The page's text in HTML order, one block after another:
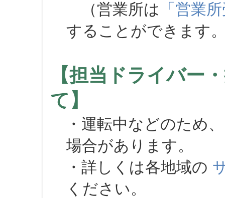
（営業所は 「営業
することができます
【担当ドライバー
て】
・運転中などのため
場合があります。
・詳しくは各地域の
ください。